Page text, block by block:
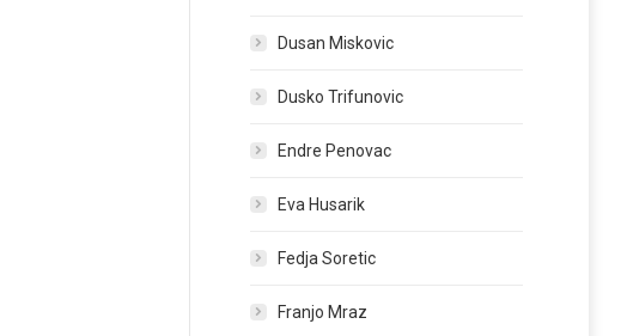
Dusan Miskovic
Dusko Trifunovic
Endre Penovac
Eva Husarik
Fedja Soretic
Franjo Mraz